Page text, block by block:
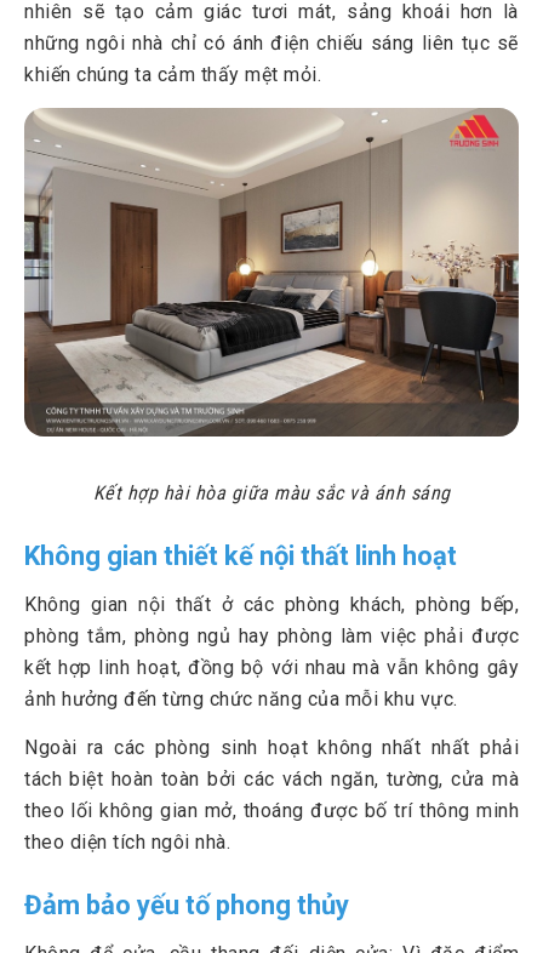
nhiên sẽ tạo cảm giác tươi mát, sảng khoái hơn là
những ngôi nhà chỉ có ánh điện chiếu sáng liên tục sẽ
khiến chúng ta cảm thấy mệt mỏi.
Kết hợp hài hòa giữa màu sắc và ánh sáng
Không gian thiết kế nội thất linh hoạt
Không gian nội thất ở các phòng khách, phòng bếp,
phòng tắm, phòng ngủ hay phòng làm việc phải được
kết hợp linh hoạt, đồng bộ với nhau mà vẫn không gây
ảnh hưởng đến từng chức năng của mỗi khu vực.
Ngoài ra các phòng sinh hoạt không nhất nhất phải
tách biệt hoàn toàn bởi các vách ngăn, tường, cửa mà
theo lối không gian mở, thoáng được bố trí thông minh
theo diện tích ngôi nhà.
Đảm bảo yếu tố phong thủy